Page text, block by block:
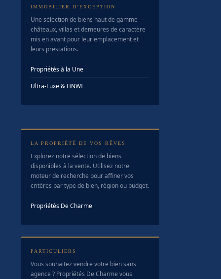
IMMOBILIER D’EXCEPTION
Une sélection de biens haut de gamme —
châteaux, villas et demeures de caractère
mis en avant pour leur emplacement et
leurs prestations.
Propriétés à la Une
Ultra-Luxe & HNWI
LA PROPRIÉTÉ DE VOS RÊVES
Explorez notre sélection de biens
disponibles à la vente. Utilisez notre
moteur de recherche pour affiner vos
critères par type de bien, région ou budget.
Propriétés De Charme
PARTICULIERS
Vous souhaitez vendre votre bien sans
agence ? Propriétés De Charme vous